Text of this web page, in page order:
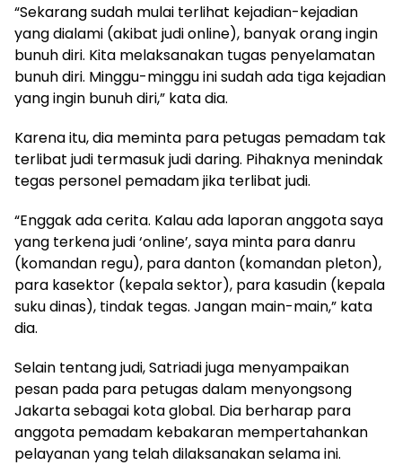
“Sekarang sudah mulai terlihat kejadian-kejadian
yang dialami (akibat judi online), banyak orang ingin
bunuh diri. Kita melaksanakan tugas penyelamatan
bunuh diri. Minggu-minggu ini sudah ada tiga kejadian
yang ingin bunuh diri,” kata dia.
Karena itu, dia meminta para petugas pemadam tak
terlibat judi termasuk judi daring. Pihaknya menindak
tegas personel pemadam jika terlibat judi.
“Enggak ada cerita. Kalau ada laporan anggota saya
yang terkena judi ‘online’, saya minta para danru
(komandan regu), para danton (komandan pleton),
para kasektor (kepala sektor), para kasudin (kepala
suku dinas), tindak tegas. Jangan main-main,” kata
dia.
Selain tentang judi, Satriadi juga menyampaikan
pesan pada para petugas dalam menyongsong
Jakarta sebagai kota global. Dia berharap para
anggota pemadam kebakaran mempertahankan
pelayanan yang telah dilaksanakan selama ini.